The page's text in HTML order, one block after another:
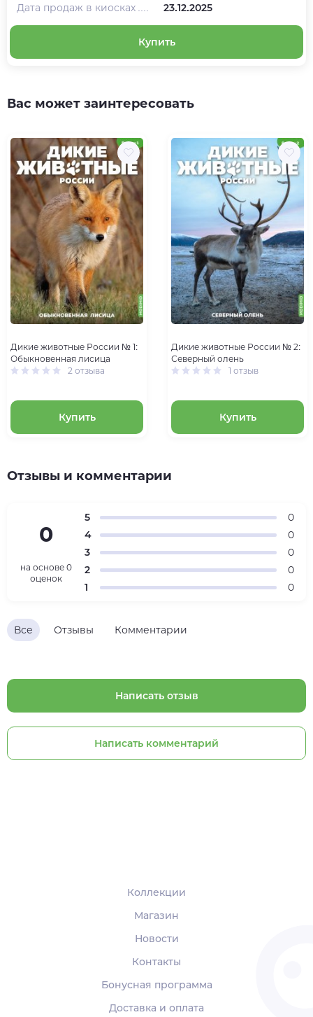
Дата продаж в киосках
23.12.2025
Купить
Вас может заинтересовать
Дикие животные России № 1:
Обыкновенная лисица
2 отзыва
Купить
Дикие животные России № 2:
Северный олень
1 отзыв
Купить
Отзывы и комментарии
Все Отзывы Комментарии
Написать отзыв
Написать комментарий
0
на основе 0
оценок
5
0
4
0
3
0
2
0
1
0
Коллекции
Магазин
Новости
Контакты
Бонусная программа
Доставка и оплата